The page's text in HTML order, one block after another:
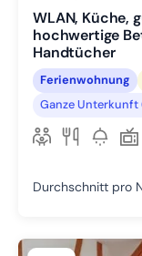
WLAN, Küche,
hochwertige
Handtücher
Ferienwohnung
Ganze Unterkunft
Durchschnitt pro